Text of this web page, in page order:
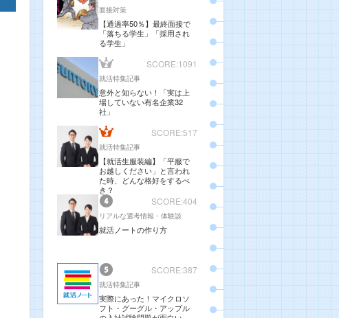
面接対策
【通過率50％】最終面接で
「落ちる学生」「採用され
る学生」
SCORE:1091
就活特集記事
意外と知らない！「実は上
場していない有名企業32
社」
SCORE:517
就活特集記事
【就活生服装編】「平服で
お越しください」と言われ
た時、どんな格好をするべ
き？
SCORE:404
リアルな選考情報・体験談
就活ノートの作り方
SCORE:387
就活特集記事
実際にあった！マイクロソ
フト・グーグル・アップル